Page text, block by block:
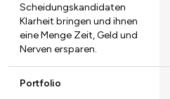
Scheidungskandidaten
Klarheit bringen und ihnen
eine Menge Zeit, Geld und
Nerven ersparen.
Portfolio